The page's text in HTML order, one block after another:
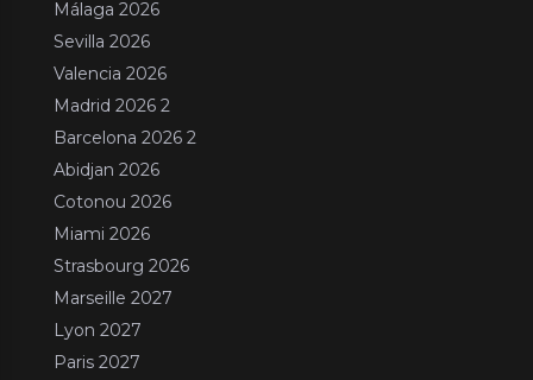
Málaga 2026
Sevilla 2026
Valencia 2026
Madrid 2026 2
Barcelona 2026 2
Abidjan 2026
Cotonou 2026
Miami 2026
Strasbourg 2026
Marseille 2027
Lyon 2027
Paris 2027